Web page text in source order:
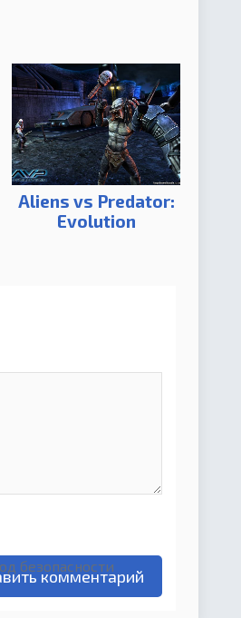
Aliens vs Predator:
Evolution